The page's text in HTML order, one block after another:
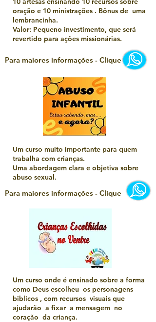
oração e 10 ministrações . Bônus de uma
lembrancinha.
Valor: Pequeno investimento, que será
revertido para ações missionárias.
Para maiores informações - Clique
Um curso muito importante para quem
trabalha com crianças.
Uma abordagem clara e objetiva sobre
abuso sexual.
Para maiores informações - Clique
Um curso onde é ensinado sobre a forma
como Deus escolheu os personagens
biblicos , com recursos visuais que
ajudarão a fixar a mensagem no
coração da criança.